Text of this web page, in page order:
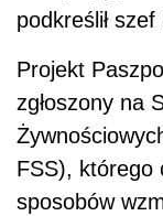
podkreślił
Projekt
zgłoszony na
FSS), którego
sposobów